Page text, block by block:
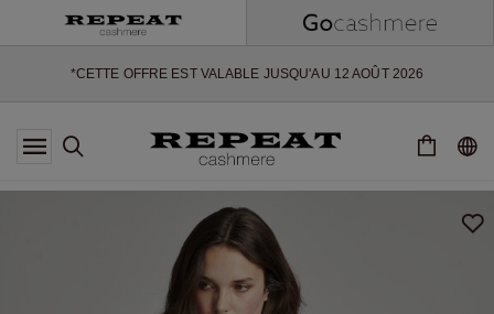
*CETTE OFFRE EST VALABLE JUSQU'AU 12 AOÛT 2026
*NON VALABLE SUR LIMITED EDITION
*EXCEPTIONS PEUVENT S'APPLIQUER
SAISON À VENIR
EXTRA 10% OFF SALE